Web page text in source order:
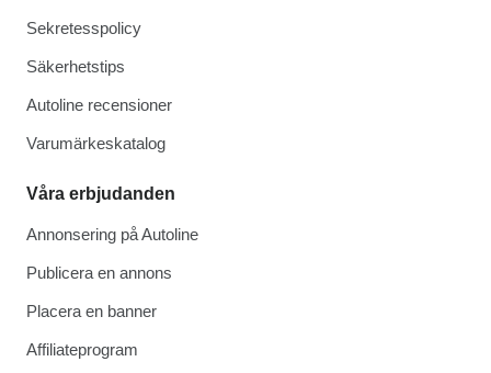
Sekretesspolicy
Säkerhetstips
Autoline recensioner
Varumärkeskatalog
Våra erbjudanden
Annonsering på Autoline
Publicera en annons
Placera en banner
Affiliateprogram